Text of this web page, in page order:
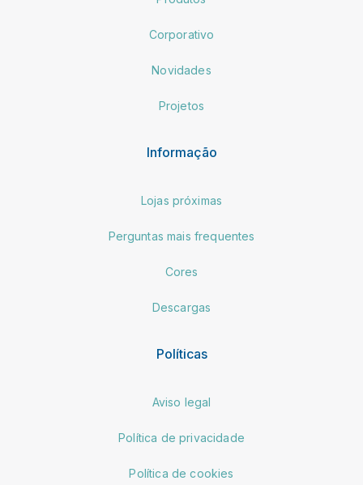
Corporativo
Novidades
Projetos
Informação
Lojas próximas
Perguntas mais frequentes
Cores
Descargas
Políticas
Aviso legal
Política de privacidade
Política de cookies